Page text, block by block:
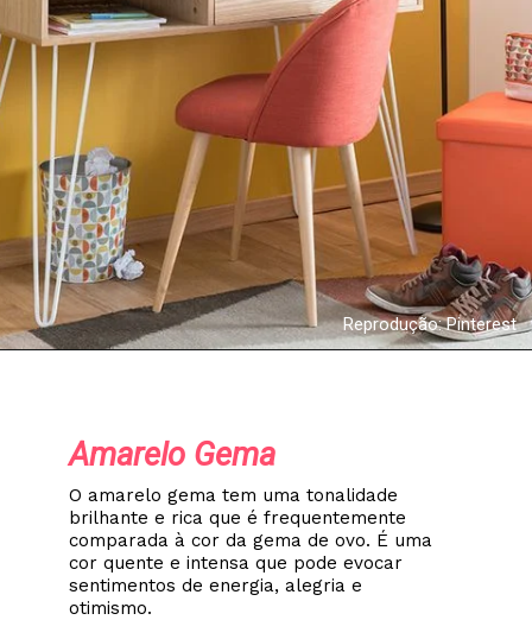
Reprodução: Pinterest
O amarelo gema tem uma tonalidade
brilhante e rica que é frequentemente
comparada à cor da gema de ovo. É uma
cor quente e intensa que pode evocar
sentimentos de energia, alegria e
otimismo.
Amarelo Gema